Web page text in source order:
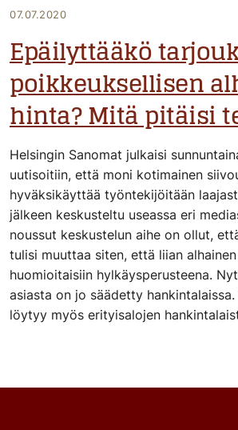
07.07.2020
Epäilyttääkö
poikkeuksellisen
hinta? Mitä pitäisi
Helsingin Sanomat julkaisi
uutisoitiin, että moni kotimainen
hyväksikäyttää työntekijöitään
jälkeen keskusteltu useassa eri
noussut keskustelun aihe on ollut,
tulisi muuttaa siten, että liian
huomioitaisiin hylkäysperusteena.
asiasta on jo säädetty
löytyy myös erityisalojen